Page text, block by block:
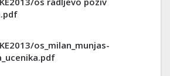
os_milan_munjas-